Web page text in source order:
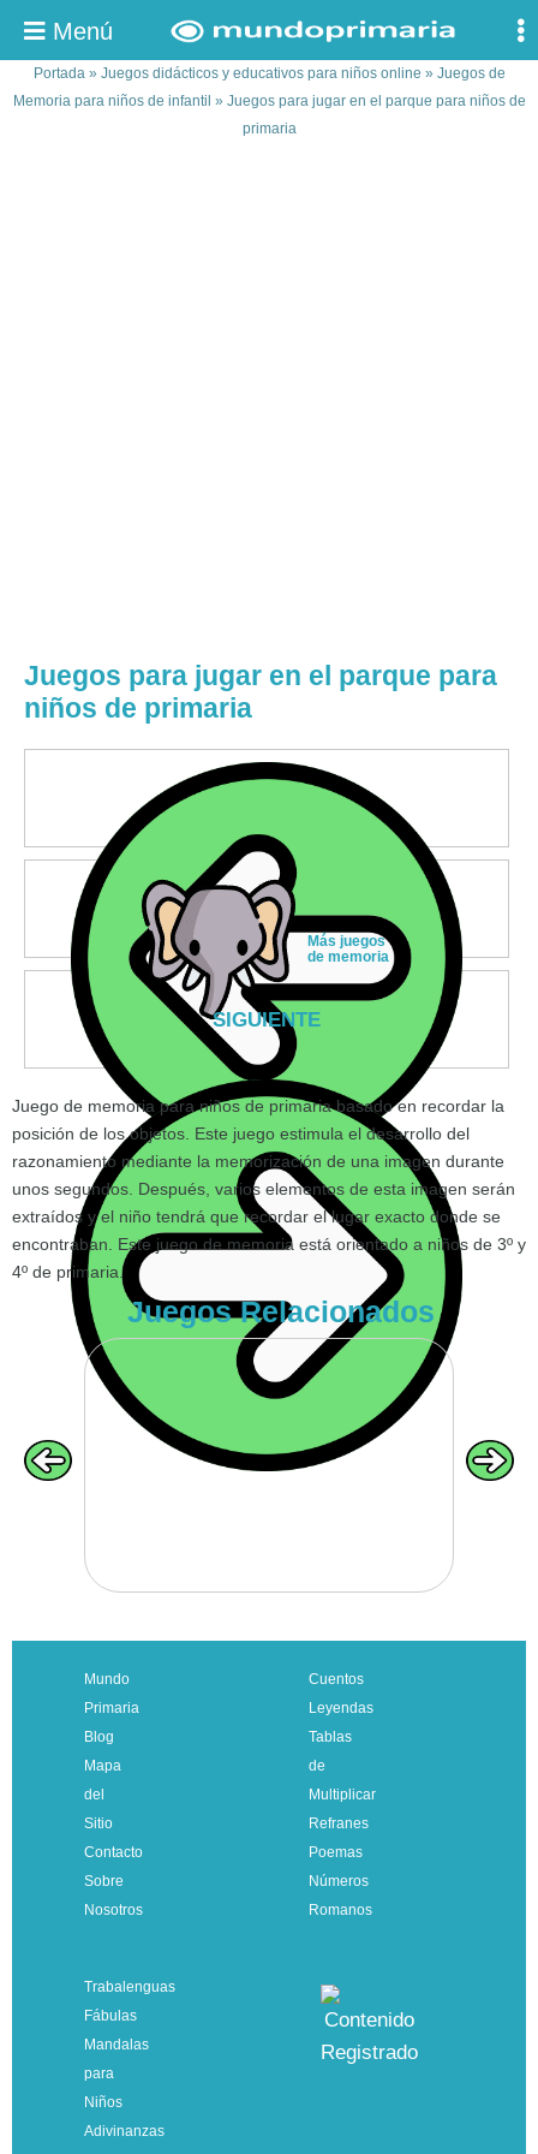
Menú
Portada» Juegos didácticos y educativos para niños online » Juegos de
Memoria para niños de infantil » Juegos para jugar en el parque para niños de
primaria
Juegos para jugar en el parque para
niños de primaria
VOLVER
Más juegos
de memoria
SIGUIENTE
Juego de memoria para niños de primaria basado en recordar la
posición de los objetos. Este juego estimula el desarrollo del
razonamiento mediante la memorización de una imagen durante
unos segundos. Después, varios elementos de esta imagen serán
extraídos y el niño tendrá que recordar el lugar exacto donde se
encontraban. Este juego de memoria está orientado a niños de 3º y
4º de primaria.
Juegos Relacionados
Mundo
Primaria
Blog
Mapa
del
Sitio
Contacto
Sobre
Nosotros
Cuentos
Leyendas
Tablas
de
Multiplicar
Refranes
Poemas
Números
Romanos
Trabalenguas
Fábulas
Mandalas
para
Niños
Adivinanzas